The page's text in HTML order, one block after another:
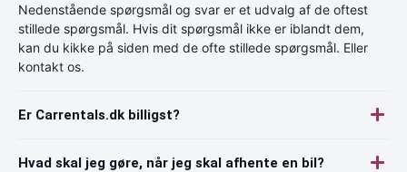
Nedenstående spørgsmål og svar er et udvalg af de oftest
stillede spørgsmål. Hvis dit spørgsmål ikke er iblandt dem,
kan du kikke på siden med de ofte stillede spørgsmål. Eller
kontakt os.
Er Carrentals.dk billigst?
Hvad skal jeg gøre, når jeg skal afhente en bil?